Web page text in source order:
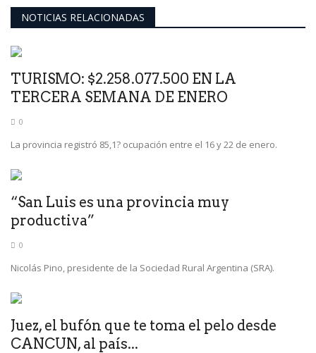
NOTICIAS RELACIONADAS
TURISMO: $2.258.077.500 EN LA
TERCERA SEMANA DE ENERO
0
La provincia registró 85,1? ocupación entre el 16 y 22 de enero.
“San Luis es una provincia muy
productiva”
0
Nicolás Pino, presidente de la Sociedad Rural Argentina (SRA).
Juez, el bufón que te toma el pelo desde
CANCUN, al país...